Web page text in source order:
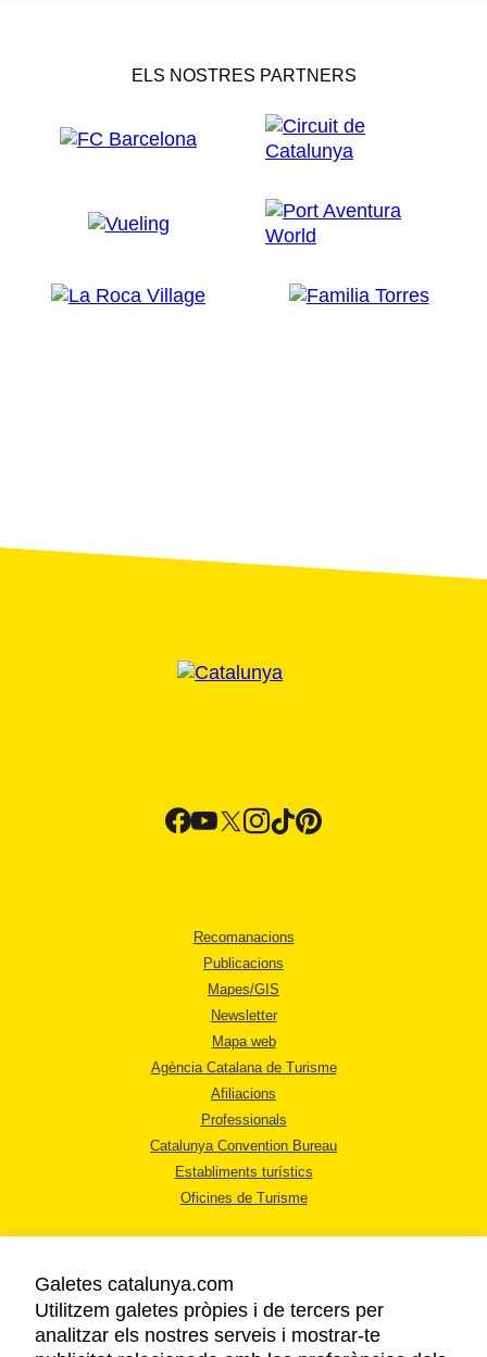
ELS NOSTRES PARTNERS
Recomanacions
Publicacions
Mapes/GIS
Newsletter
Mapa web
Agència Catalana de Turisme
Afiliacions
Professionals
Catalunya Convention Bureau
Establiments turístics
Oficines de Turisme
AVÍS LEGAL
Galetes catalunya.com
Utilitzem galetes pròpies i de tercers per
analitzar els nostres serveis i mostrar-te